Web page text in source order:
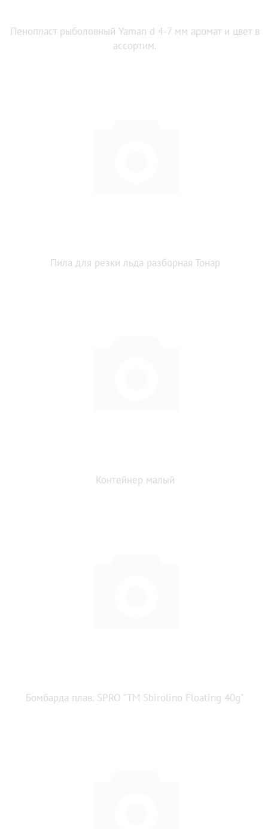
Пенопласт рыболовный Yaman d 4-7 мм аромат и цвет в
ассортим.
Пила для резки льда разборная Тонар
Контейнер малый
Бомбарда плав. SPRO "TM Sbirolino Floating 40g"